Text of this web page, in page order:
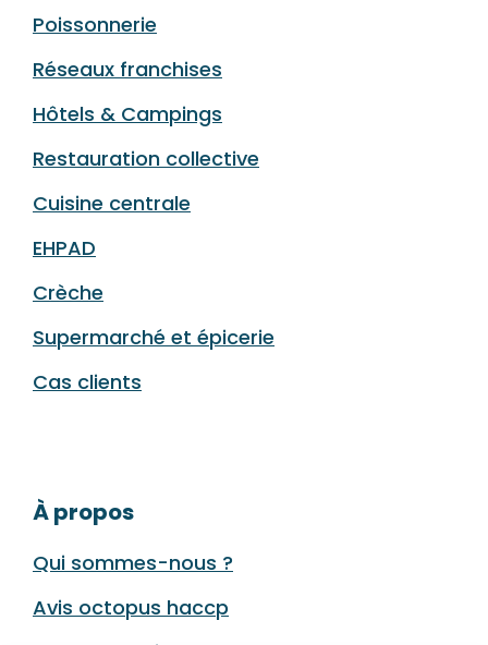
Poissonnerie
Réseaux franchises
Hôtels & Campings
Restauration collective
Cuisine centrale
EHPAD
Crèche
Supermarché et épicerie
Cas clients
À propos
Qui sommes-nous ?
Avis octopus haccp